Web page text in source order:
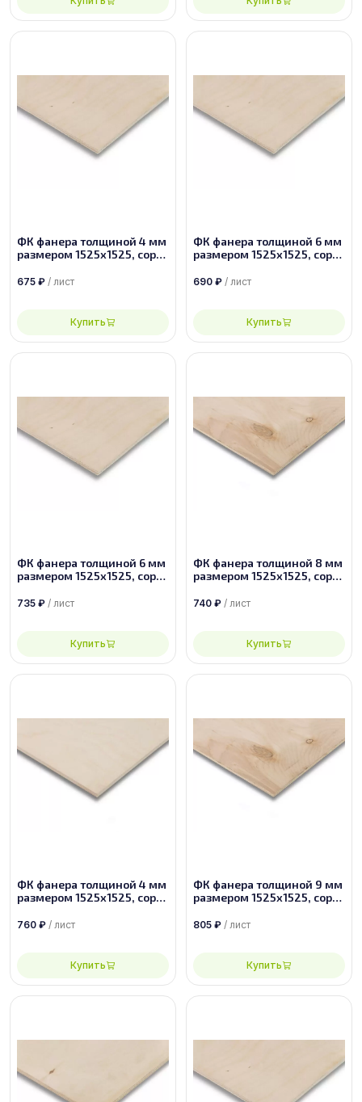
ФК фанера толщиной 4 мм
размером 1525х1525, сорт
675 ₽ / лист
Купить
ФК фанера толщиной 6 мм
размером 1525х1525, сорт
690 ₽ / лист
Купить
ФК фанера толщиной 6 мм
размером 1525х1525, сорт
735 ₽ / лист
Купить
ФК фанера толщиной 8 мм
размером 1525х1525, сорт
740 ₽ / лист
Купить
ФК фанера толщиной 4 мм
размером 1525х1525, сорт
760 ₽ / лист
Купить
ФК фанера толщиной 9 мм
размером 1525х1525, сорт
805 ₽ / лист
Купить